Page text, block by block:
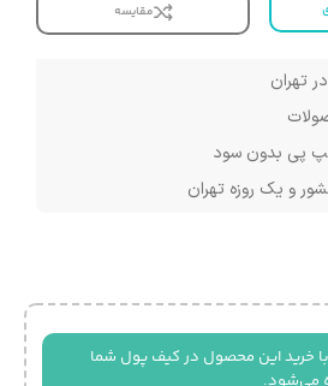
مقایسه
تهران
و یک روزه تهران
با خرید این محصول در کیف پول شما
می‌شود.